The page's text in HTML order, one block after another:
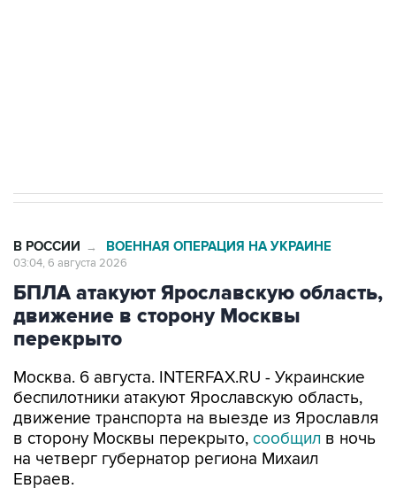
В РОССИИ → ВОЕННАЯ ОПЕРАЦИЯ НА УКРАИНЕ
03:04, 6 августа 2026
БПЛА атакуют Ярославскую область,
движение в сторону Москвы
перекрыто
Москва. 6 августа. INTERFAX.RU - Украинские
беспилотники атакуют Ярославскую область,
движение транспорта на выезде из Ярославля
в сторону Москвы перекрыто, сообщил в ночь
на четверг губернатор региона Михаил
Евраев.